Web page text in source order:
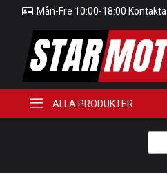
Mån-Fre 10:00-18:00 Kontakta
ALLA PRODUKTER